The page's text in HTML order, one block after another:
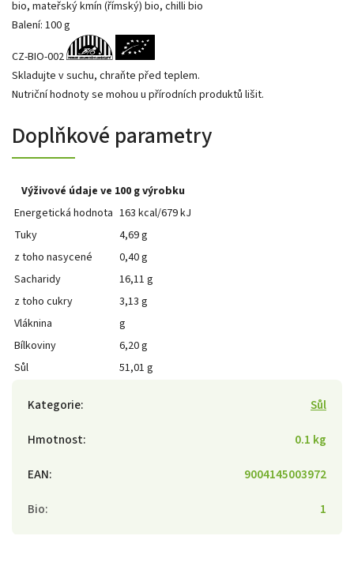
bio, mateřský kmín (římský) bio, chilli bio
Balení: 100 g
CZ-BIO-002
Skladujte v suchu, chraňte před teplem.
Nutriční hodnoty se mohou u přírodních produktů lišit.
Doplňkové parametry
Výživové údaje ve 100 g výrobku
Energetická hodnota 163 kcal/679 kJ
Tuky
4,69 g
z toho nasycené
0,40 g
Sacharidy
16,11 g
z toho cukry
3,13 g
Vláknina
g
Bílkoviny
6,20 g
Sůl
51,01 g
Kategorie:
Sůl
Hmotnost:
0.1 kg
EAN:
9004145003972
Bio: 1